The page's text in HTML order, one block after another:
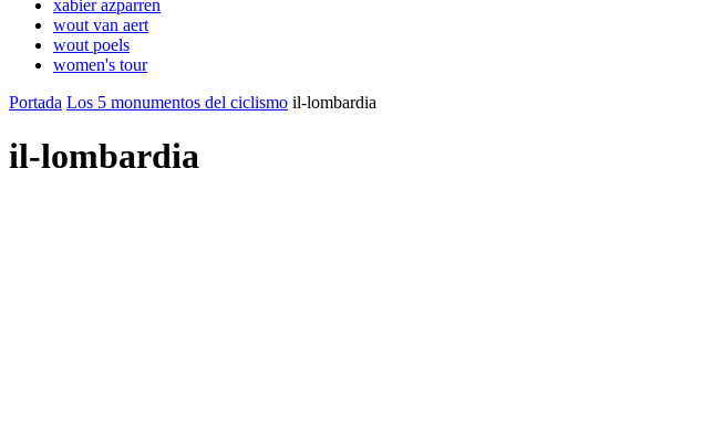
xabier azparren
wout van aert
wout poels
women's tour
Portada Los 5 monumentos del ciclismo il-lombardia
il-lombardia